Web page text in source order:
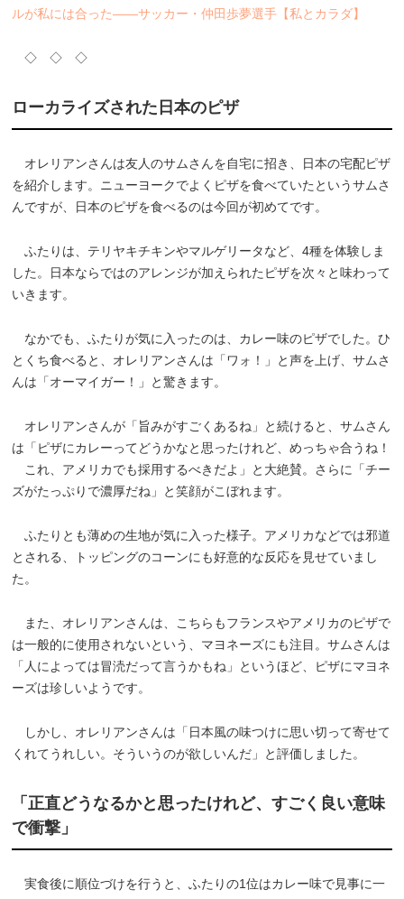
ルが私には合った――サッカー・仲田歩夢選手【私とカラダ】
◇ ◇ ◇
ローカライズされた日本のピザ
オレリアンさんは友人のサムさんを自宅に招き、日本の宅配ピザ
を紹介します。ニューヨークでよくピザを食べていたというサムさ
んですが、日本のピザを食べるのは今回が初めてです。
ふたりは、テリヤキチキンやマルゲリータなど、4種を体験しま
した。日本ならではのアレンジが加えられたピザを次々と味わって
いきます。
なかでも、ふたりが気に入ったのは、カレー味のピザでした。ひ
とくち食べると、オレリアンさんは「ワォ！」と声を上げ、サムさ
んは「オーマイガー！」と驚きます。
オレリアンさんが「旨みがすごくあるね」と続けると、サムさん
は「ピザにカレーってどうかなと思ったけれど、めっちゃ合うね！
これ、アメリカでも採用するべきだよ」と大絶賛。さらに「チー
ズがたっぷりで濃厚だね」と笑顔がこぼれます。
ふたりとも薄めの生地が気に入った様子。アメリカなどでは邪道
とされる、トッピングのコーンにも好意的な反応を見せていまし
た。
また、オレリアンさんは、こちらもフランスやアメリカのピザで
は一般的に使用されないという、マヨネーズにも注目。サムさんは
「人によっては冒涜だって言うかもね」というほど、ピザにマヨネ
ーズは珍しいようです。
しかし、オレリアンさんは「日本風の味つけに思い切って寄せて
くれてうれしい。そういうのが欲しいんだ」と評価しました。
「正直どうなるかと思ったけれど、すごく良い意味
で衝撃」
実食後に順位づけを行うと、ふたりの1位はカレー味で見事に一